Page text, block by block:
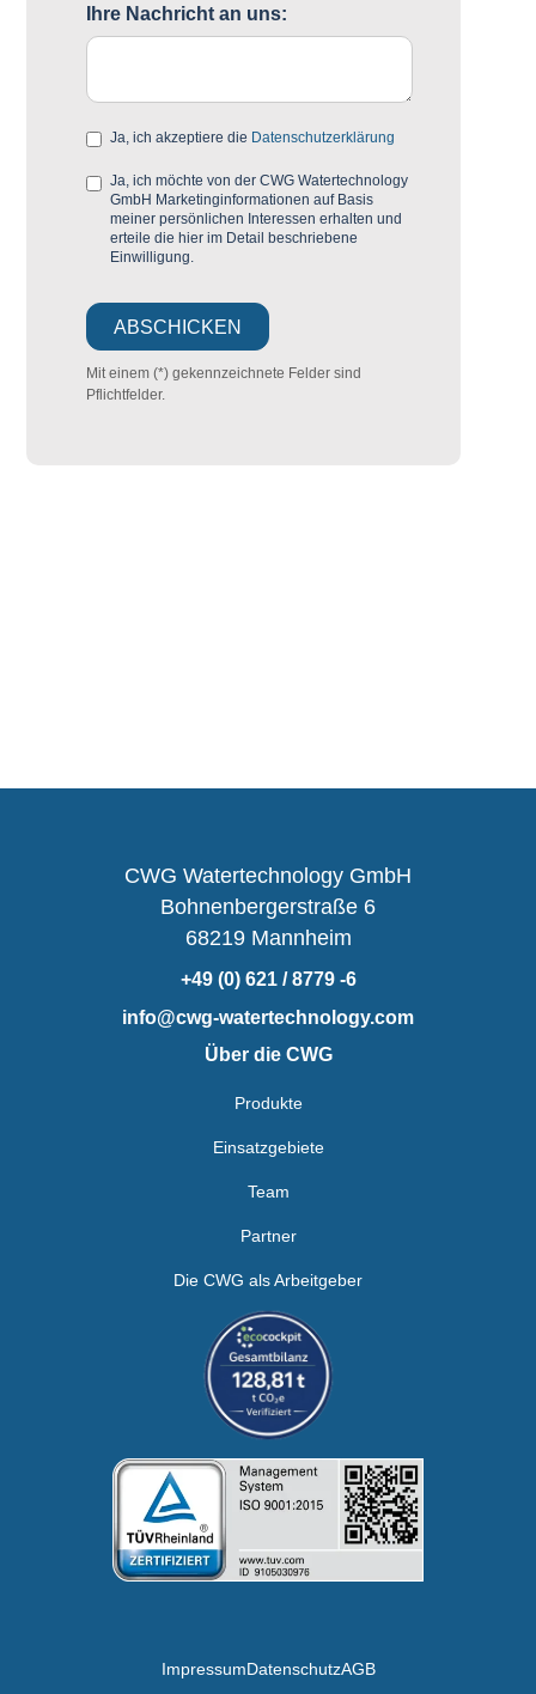
Ihre Nachricht an uns:
Ja, ich akzeptiere die Datenschutzerklärung
Ja, ich möchte von der CWG Watertechnology
GmbH Marketinginformationen auf Basis
meiner persönlichen Interessen erhalten und
erteile die hier im Detail beschriebene
Einwilligung.
Mit einem (*) gekennzeichnete Felder sind
Pflichtfelder.
CWG Watertechnology GmbH
Bohnenbergerstraße 6
68219 Mannheim
+49 (0) 621 / 8779 -6
info@cwg-watertechnology.com
Über die CWG
Produkte
Einsatzgebiete
Team
Partner
Die CWG als Arbeitgeber
ImpressumDatenschutzAGB